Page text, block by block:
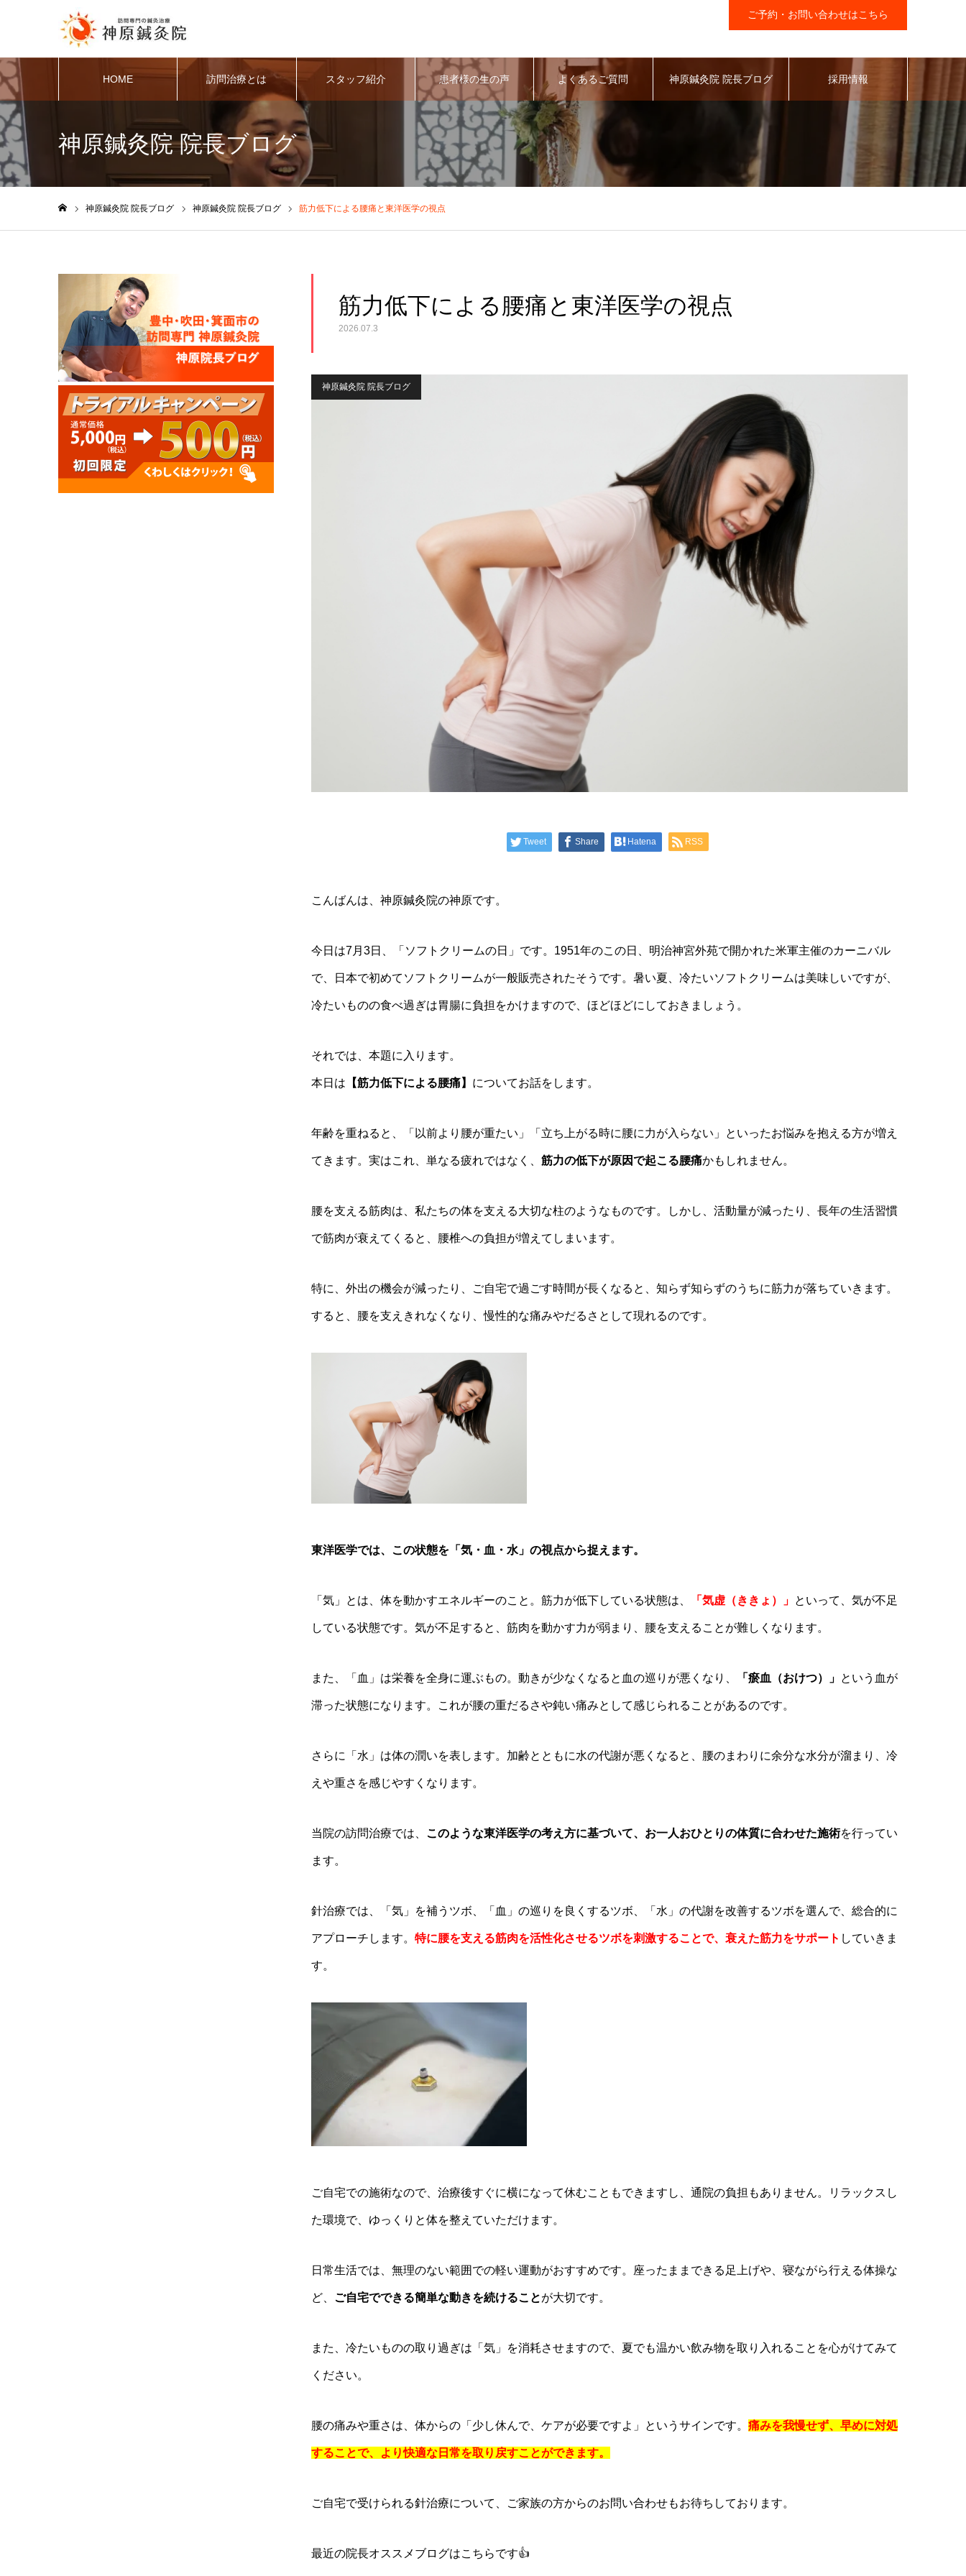
ご予約・お問い合わせはこちら
HOME 訪問治療とは スタッフ紹介 患者様の生の声 よくあるご質問 神原鍼灸院 院長ブログ 採用情報
神原鍼灸院 院長ブログ
神原鍼灸院 院長ブログ 神原鍼灸院 院長ブログ 筋力低下による腰痛と東洋医学の視点
筋力低下による腰痛と東洋医学の視点
2026.07.3
神原鍼灸院 院長ブログ
Tweet Share Hatena RSS
こんばんは、神原鍼灸院の神原です。
今日は7月3日、「ソフトクリームの日」です。1951年のこの日、明治神宮外苑で開かれた米軍主催のカーニバル
で、日本で初めてソフトクリームが一般販売されたそうです。暑い夏、冷たいソフトクリームは美味しいですが、
冷たいものの食べ過ぎは胃腸に負担をかけますので、ほどほどにしておきましょう。
それでは、本題に入ります。
本日は 【筋力低下による腰痛】 についてお話をします。
年齢を重ねると、「以前より腰が重たい」「立ち上がる時に腰に力が入らない」といったお悩みを抱える方が増え
てきます。実はこれ、単なる疲れではなく、 筋力の低下が原因で起こる腰痛かもしれません。
腰を支える筋肉は、私たちの体を支える大切な柱のようなものです。しかし、活動量が減ったり、長年の生活習慣
で筋肉が衰えてくると、腰椎への負担が増えてしまいます。
特に、外出の機会が減ったり、ご自宅で過ごす時間が長くなると、知らず知らずのうちに筋力が落ちていきます。
すると、腰を支えきれなくなり、慢性的な痛みやだるさとして現れるのです。
東洋医学では、この状態を「気・血・水」の視点から捉えます。
「気」とは、体を動かすエネルギーのこと。筋力が低下している状態は、 「気虚（ききょ）」 といって、気が不足
している状態です。気が不足すると、筋肉を動かす力が弱まり、腰を支えることが難しくなります。
また、「血」は栄養を全身に運ぶもの。動きが少なくなると血の巡りが悪くなり、 「瘀血（おけつ）」 という血が
滞った状態になります。これが腰の重だるさや鈍い痛みとして感じられることがあるのです。
さらに「水」は体の潤いを表します。加齢とともに水の代謝が悪くなると、腰のまわりに余分な水分が溜まり、冷
えや重さを感じやすくなります。
当院の訪問治療では、 このような東洋医学の考え方に基づいて、お一人おひとりの体質に合わせた施術を行ってい
ます。
針治療では、「気」を補うツボ、「血」の巡りを良くするツボ、「水」の代謝を改善するツボを選んで、総合的に
アプローチします。 特に腰を支える筋肉を活性化させるツボを刺激することで、衰えた筋力をサポート していきま
す。
ご自宅での施術なので、治療後すぐに横になって休むこともできますし、通院の負担もありません。リラックスし
た環境で、ゆっくりと体を整えていただけます。
日常生活では、無理のない範囲での軽い運動がおすすめです。座ったままできる足上げや、寝ながら行える体操な
ど、 ご自宅でできる簡単な動きを続けることが大切です。
また、冷たいものの取り過ぎは「気」を消耗させますので、夏でも温かい飲み物を取り入れることを心がけてみて
ください。
腰の痛みや重さは、体からの「少し休んで、ケアが必要ですよ」というサインです。 痛みを我慢せず、早めに対処
することで、より快適な日常を取り戻すことができます。
ご自宅で受けられる針治療について、ご家族の方からのお問い合わせもお待ちしております。
最近の院長オススメブログはこちらです👍